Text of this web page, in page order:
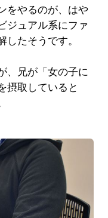
をやるのが、はや
ジュアル系にファ
したそうです。
、兄が「女の子に
摂取していると